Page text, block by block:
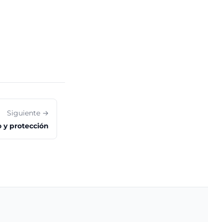
Siguiente →
y protección